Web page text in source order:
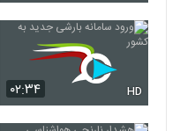
۰۲:۳۴ HD